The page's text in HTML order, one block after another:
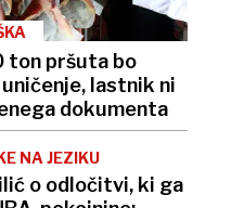
ton pršuta bo
lastnik ni
dokumenta
NA JEZIKU
o odločitvi, ki ga